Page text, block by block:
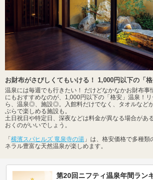
お財布がさびしくてもいける！ 1,000円以下の「
温泉には毎週でも行きたい！ だけどなかなかお財布
にもおすすめなのが、1,000円以下の「格安」温泉！
ら、温泉◎、施設◎。入館料だけでなく、タオルなど
ぶらで楽しめる施設も。
土日祝日や特定日、深夜などは料金が異なる場合があ
おくのがいいでしょう。
「 横濱スパヒルズ 竜泉寺の湯 」は、格安価格で多種類
ネラル豊富な天然温泉が楽しめます。
第20回ニフティ温泉年間ラン